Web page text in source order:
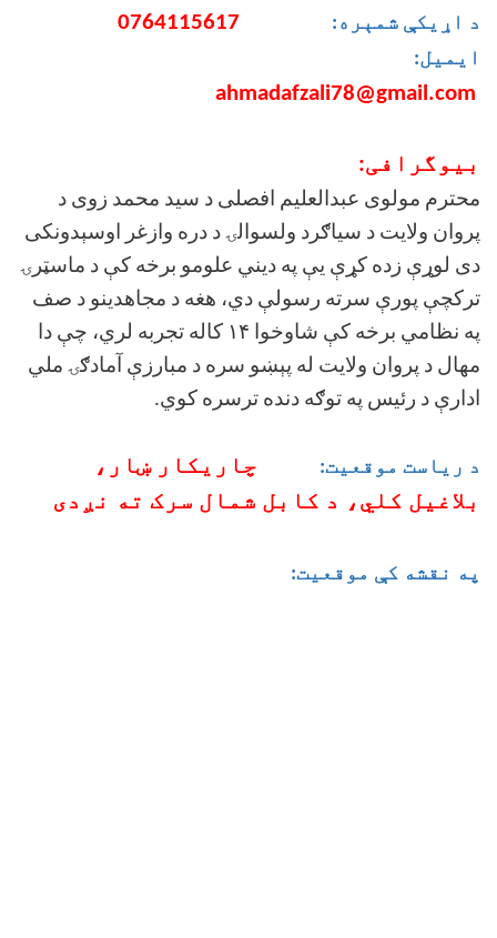
د اړیکې شمېره:
ایمیل:
ahmadafzali78@gmail.com
بیوگرافی:
محترم مولوی عبدالعلیم افصلی د سید محمد زوی د
پروان ولایت د سیاګرد ولسوالۍ د دره وازغر اوسېدونکی
دی لوړې زده کړې یې په دیني علومو برخه کې د ماسټرۍ
ترکچې پورې سرته رسولې دي، هغه د مجاهدینو د صف
په نظامي برخه کې شاوخوا ۱۴ کاله تجربه لري، چې دا
مهال د پروان ولایت له پېښو سره د مبارزې آمادګۍ ملي
ادارې د رئیس په توګه دنده ترسره کوي.
د ریاست موقعیت:
چاریکار ښار،
بلاغیل کلي، د کابل شمال سرک ته نږدی
په نقشه کې موقعیت: